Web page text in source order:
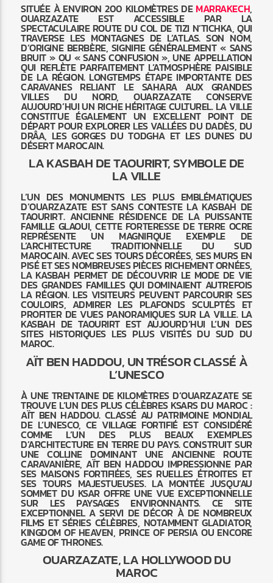
SITUÉE À ENVIRON 200 KILOMÈTRES DEMARRAKECH,
OUARZAZATE EST ACCESSIBLE PAR LA
SPECTACULAIRE ROUTE DU COL DE TIZI N’TICHKA, QUI
TRAVERSE LES MONTAGNES DE L’ATLAS. SON NOM,
D’ORIGINE BERBÈRE, SIGNIFIE GÉNÉRALEMENT « SANS
BRUIT » OU « SANS CONFUSION », UNE APPELLATION
QUI REFLÈTE PARFAITEMENT L’ATMOSPHÈRE PAISIBLE
DE LA RÉGION. LONGTEMPS ÉTAPE IMPORTANTE DES
CARAVANES RELIANT LE SAHARA AUX GRANDES
VILLES DU NORD, OUARZAZATE CONSERVE
AUJOURD’HUI UN RICHE HÉRITAGE CULTUREL. LA VILLE
CONSTITUE ÉGALEMENT UN EXCELLENT POINT DE
DÉPART POUR EXPLORER LES VALLÉES DU DADÈS, DU
DRÂA, LES GORGES DU TODGHA ET LES DUNES DU
DÉSERT MAROCAIN.
LA KASBAH DE TAOURIRT, SYMBOLE DE
LA VILLE
L’UN DES MONUMENTS LES PLUS EMBLÉMATIQUES
D’OUARZAZATE EST SANS CONTESTE LA KASBAH DE
TAOURIRT. ANCIENNE RÉSIDENCE DE LA PUISSANTE
FAMILLE GLAOUI, CETTE FORTERESSE DE TERRE OCRE
REPRÉSENTE UN MAGNIFIQUE EXEMPLE DE
L’ARCHITECTURE TRADITIONNELLE DU SUD
MAROCAIN. AVEC SES TOURS DÉCORÉES, SES MURS EN
PISÉ ET SES NOMBREUSES PIÈCES RICHEMENT ORNÉES,
LA KASBAH PERMET DE DÉCOUVRIR LE MODE DE VIE
DES GRANDES FAMILLES QUI DOMINAIENT AUTREFOIS
LA RÉGION. LES VISITEURS PEUVENT PARCOURIR SES
COULOIRS, ADMIRER LES PLAFONDS SCULPTÉS ET
PROFITER DE VUES PANORAMIQUES SUR LA VILLE. LA
KASBAH DE TAOURIRT EST AUJOURD’HUI L’UN DES
SITES HISTORIQUES LES PLUS VISITÉS DU SUD DU
MAROC.
AÏT BEN HADDOU, UN TRÉSOR CLASSÉ À
L’UNESCO
À UNE TRENTAINE DE KILOMÈTRES D’OUARZAZATE SE
TROUVE L’UN DES PLUS CÉLÈBRES KSARS DU MAROC :
AÏT BEN HADDOU. CLASSÉ AU PATRIMOINE MONDIAL
DE L’UNESCO, CE VILLAGE FORTIFIÉ EST CONSIDÉRÉ
COMME L’UN DES PLUS BEAUX EXEMPLES
D’ARCHITECTURE EN TERRE DU PAYS. CONSTRUIT SUR
UNE COLLINE DOMINANT UNE ANCIENNE ROUTE
CARAVANIÈRE, AÏT BEN HADDOU IMPRESSIONNE PAR
SES MAISONS FORTIFIÉES, SES RUELLES ÉTROITES ET
SES TOURS MAJESTUEUSES. LA MONTÉE JUSQU’AU
SOMMET DU KSAR OFFRE UNE VUE EXCEPTIONNELLE
SUR LES PAYSAGES ENVIRONNANTS. CE SITE
EXCEPTIONNEL A SERVI DE DÉCOR À DE NOMBREUX
FILMS ET SÉRIES CÉLÈBRES, NOTAMMENT GLADIATOR,
KINGDOM OF HEAVEN, PRINCE OF PERSIA OU ENCORE
GAME OF THRONES.
OUARZAZATE, LA HOLLYWOOD DU
MAROC